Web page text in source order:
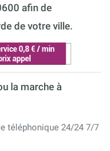
afin de
de votre ville.
la marche à
téléphonique 24/24 7/7